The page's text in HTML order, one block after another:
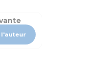
l'auteur